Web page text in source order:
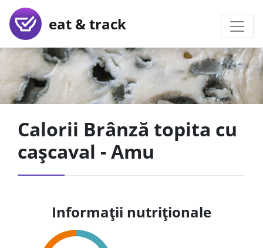
eat & track
Calorii Brânză topita cu
cașcaval - Amu
Informații nutriționale